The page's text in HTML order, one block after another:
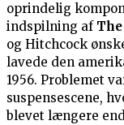
oprindelig
indspilning af
og Hitchcock
lavede den
1956. Problemet
suspensescene,
blevet længere